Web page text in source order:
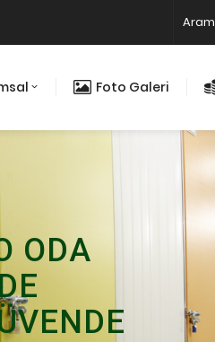
Foto Galeri
ODA